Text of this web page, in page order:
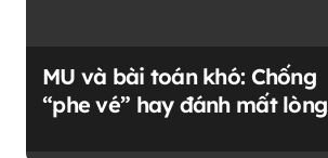
MU và bài toán khó: Chống
“phe vé” hay đánh mất lòng